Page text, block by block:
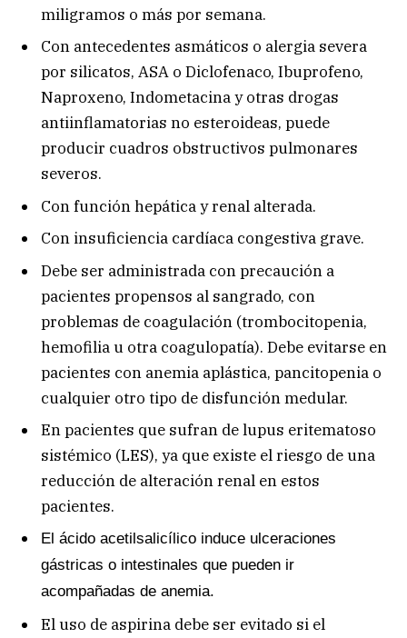
miligramos o más por semana.
Con antecedentes asmáticos o alergia severa
por silicatos, ASA o Diclofenaco, Ibuprofeno,
Naproxeno, Indometacina y otras drogas
antiinflamatorias no esteroideas, puede
producir cuadros obstructivos pulmonares
severos.
Con función hepática y renal alterada.
Con insuficiencia cardíaca congestiva grave.
Debe ser administrada con precaución a
pacientes propensos al sangrado, con
problemas de coagulación (trombocitopenia,
hemofilia u otra coagulopatía). Debe evitarse en
pacientes con anemia aplástica, pancitopenia o
cualquier otro tipo de disfunción medular.
En pacientes que sufran de lupus eritematoso
sistémico (LES), ya que existe el riesgo de una
reducción de alteración renal en estos
pacientes.
E l ácido acetilsalicílico induce ulceraciones
gástricas o intestinales que pueden ir
acompañadas de anemia.
El uso de aspirina debe ser evitado si el